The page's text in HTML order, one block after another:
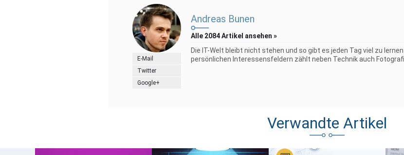
E-Mail
Twitter
Google+
Andreas Bunen
Alle 2084 Artikel ansehen »
Die IT-Welt bleibt nicht stehen und so gibt es jeden Tag viel zu
persönlichen Interessensfeldern zählt neben Technik auch
Verwandte Artikel